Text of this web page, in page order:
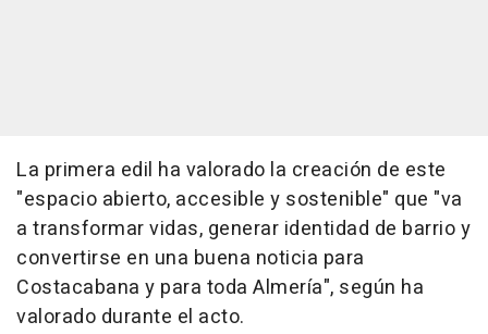
La primera edil ha valorado la creación de este
"espacio abierto, accesible y sostenible" que "va
a transformar vidas, generar identidad de barrio y
convertirse en una buena noticia para
Costacabana y para toda Almería", según ha
valorado durante el acto.